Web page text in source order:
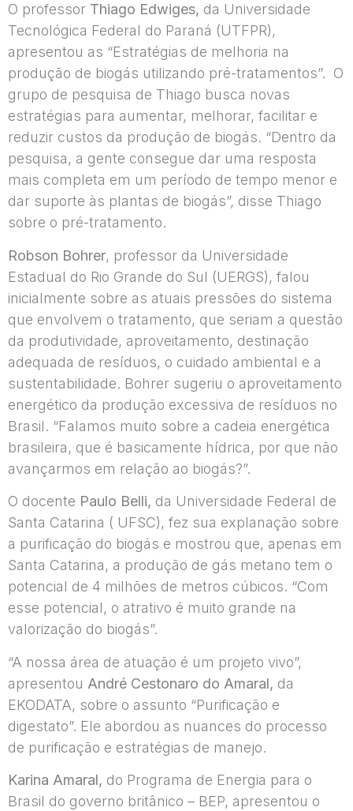
O professor Thiago Edwiges, da Universidade
Tecnológica Federal do Paraná (UTFPR),
apresentou as “Estratégias de melhoria na
produção de biogás utilizando pré-tratamentos”. O
grupo de pesquisa de Thiago busca novas
estratégias para aumentar, melhorar, facilitar e
reduzir custos da produção de biogás. “Dentro da
pesquisa, a gente consegue dar uma resposta
mais completa em um período de tempo menor e
dar suporte às plantas de biogás”, disse Thiago
sobre o pré-tratamento.
Robson Bohrer, professor da Universidade
Estadual do Rio Grande do Sul (UERGS), falou
inicialmente sobre as atuais pressões do sistema
que envolvem o tratamento, que seriam a questão
da produtividade, aproveitamento, destinação
adequada de resíduos, o cuidado ambiental e a
sustentabilidade. Bohrer sugeriu o aproveitamento
energético da produção excessiva de resíduos no
Brasil. “Falamos muito sobre a cadeia energética
brasileira, que é basicamente hídrica, por que não
avançarmos em relação ao biogás?”.
O docente Paulo Belli, da Universidade Federal de
Santa Catarina ( UFSC), fez sua explanação sobre
a purificação do biogás e mostrou que, apenas em
Santa Catarina, a produção de gás metano tem o
potencial de 4 milhões de metros cúbicos. “Com
esse potencial, o atrativo é muito grande na
valorização do biogás”.
“A nossa área de atuação é um projeto vivo”,
apresentou André Cestonaro do Amaral, da
EKODATA, sobre o assunto “Purificação e
digestato”. Ele abordou as nuances do processo
de purificação e estratégias de manejo.
Karina Amaral, do Programa de Energia para o
Brasil do governo britânico – BEP, apresentou o